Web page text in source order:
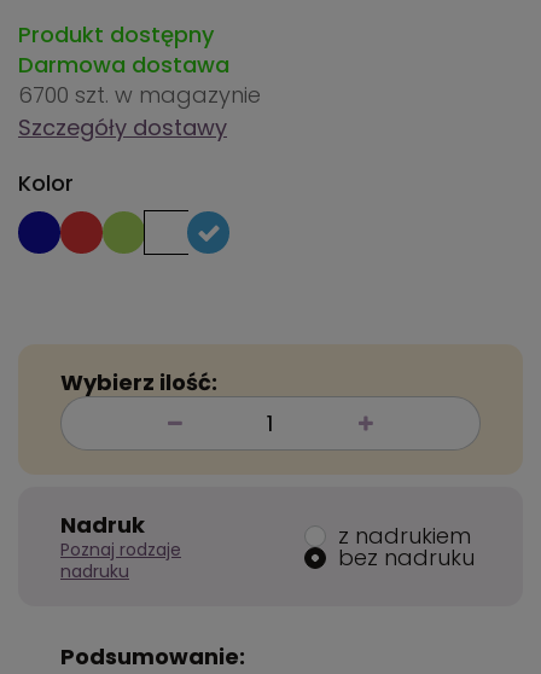
Produkt dostępny
Darmowa dostawa
6700 szt. w magazynie
Szczegóły dostawy
Kolor
Wybierz ilość:
Nadruk
Poznaj rodzaje
nadruku
z nadrukiem
bez nadruku
Podsumowanie: